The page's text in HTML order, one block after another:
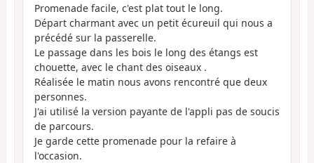
Promenade facile, c'est plat tout le long.
Départ charmant avec un petit écureuil qui nous a
précédé sur la passerelle.
Le passage dans les bois le long des étangs est
chouette, avec le chant des oiseaux .
Réalisée le matin nous avons rencontré que deux
personnes.
J'ai utilisé la version payante de l'appli pas de soucis
de parcours.
Je garde cette promenade pour la refaire à
l'occasion.